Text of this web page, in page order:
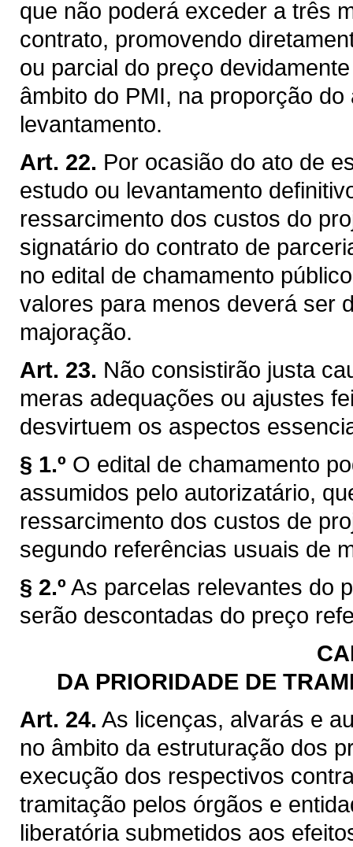
que não poderá exceder a três
contrato, promovendo
ou parcial do preço
âmbito do PMI, na proporção
levantamento.
Art. 22. Por ocasião do ato de
estudo ou levantamento
ressarcimento dos custos do
signatário do contrato de
no edital de chamamento
valores para menos deverá ser
majoração.
Art. 23. Não consistirão justa
meras adequações ou ajustes
desvirtuem os aspectos
§ 1.º O edital de chamamento
assumidos pelo autorizatário,
ressarcimento dos custos de
segundo referências usuais de
§ 2.º As parcelas relevantes do
serão descontadas do preço
DA PRIORIDADE DE
Art. 24. As licenças, alvarás e
no âmbito da estruturação dos
execução dos respectivos
tramitação pelos órgãos e
liberatória submetidos aos